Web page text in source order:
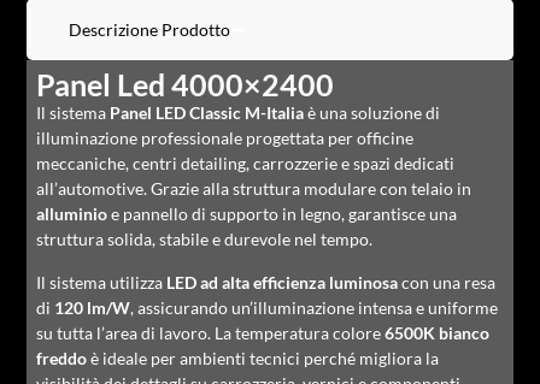
Descrizione Prodotto
Panel Led 4000×2400
Il sistema Panel LED Classic M-Italiaè una soluzione di
illuminazione professionale progettata per officine
meccaniche, centri detailing, carrozzerie e spazi dedicati
all’automotive. Grazie alla struttura modulare con telaio in
alluminioe pannello di supporto in legno, garantisce una
struttura solida, stabile e durevole nel tempo.
Il sistema utilizza LED ad alta efficienza luminosacon una resa
di 120 lm/W, assicurando un’illuminazione intensa e uniforme
su tutta l’area di lavoro. La temperatura colore6500K bianco
freddoè ideale per ambienti tecnici perché migliora la